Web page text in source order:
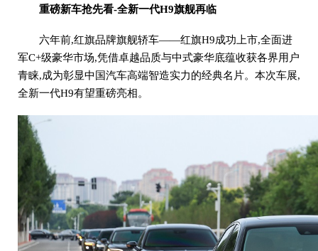
重磅新车抢先看-全新一代H9旗舰再临
六年前,红旗品牌旗舰轿车——红旗H9成功上市,全面进
军C+级豪华市场,凭借卓越品质与中式豪华底蕴收获各界用户
青睐,成为彰显中国汽车高端智造实力的经典名片。本次车展,
全新一代H9有望重磅亮相。